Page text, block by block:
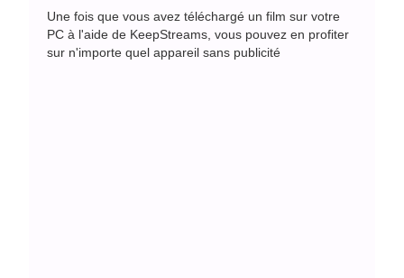
Une fois que vous avez téléchargé un film sur votre
PC à l'aide de KeepStreams, vous pouvez en profiter
sur n'importe quel appareil sans publicité